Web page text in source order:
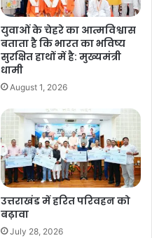
युवाओं के चेहरे का आत्मविश्वास
बताता है कि भारत का भविष्य
सुरक्षित हाथों में है: मुख्यमंत्री
धामी
August 1, 2026
उत्तराखंड में हरित परिवहन को
बढ़ावा
July 28, 2026